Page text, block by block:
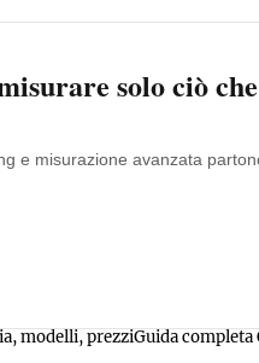
modelli, prezziGuida completa
solo ciò che
e misurazione avanzata